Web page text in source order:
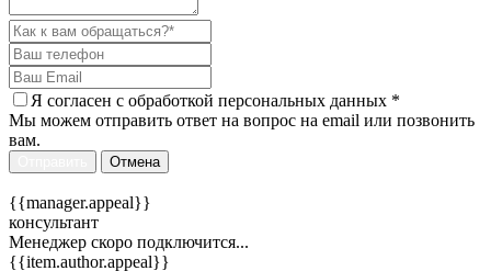
Я согласен c обработкой персональных данных *
Мы можем отправить ответ на вопрос на email или позвонить
вам.
Отмена
{{manager.appeal}}
консультант
Менеджер скоро подключится...
{{item.author.appeal}}